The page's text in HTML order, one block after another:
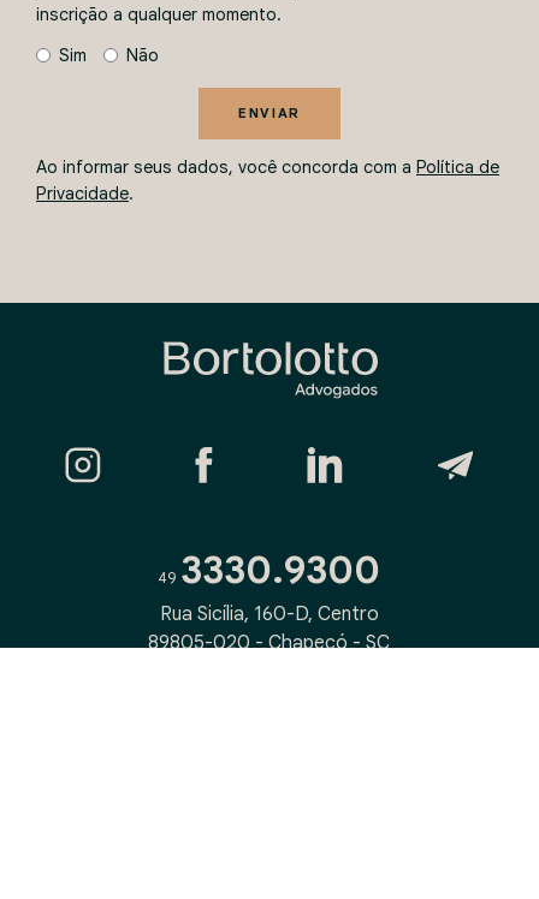
inscrição a qualquer momento.
Sim
Não
ENVIAR
Ao informar seus dados, você concorda com a Política de
Privacidade.
49 3330.9300
Rua Sicília, 160-D, Centro
89805-020 - Chapecó - SC